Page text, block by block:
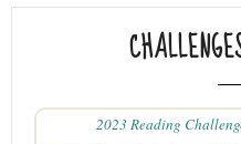
2023 Reading